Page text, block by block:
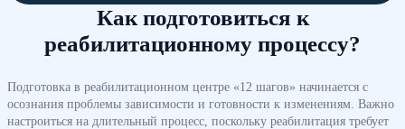
Как подготовиться к
реабилитационному процессу?
Подготовка в реабилитационном центре «12 шагов» начинается с
осознания проблемы зависимости и готовности к изменениям. Важно
настроиться на длительный процесс, поскольку реабилитация требует